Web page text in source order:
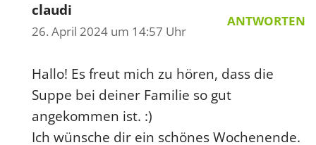
claudi
26. April 2024 um 14:57 Uhr
ANTWORTEN
Hallo! Es freut mich zu hören, dass die
Suppe bei deiner Familie so gut
angekommen ist. :)
Ich wünsche dir ein schönes Wochenende.